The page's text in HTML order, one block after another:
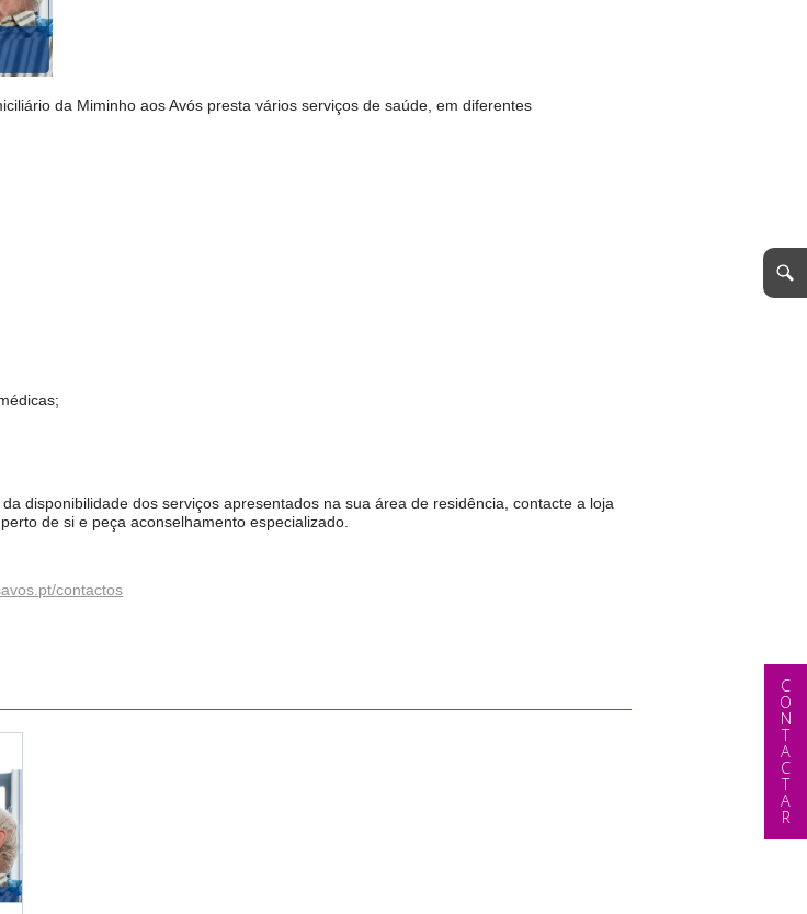
da Miminho aos Avós presta vários serviços de saúde, em diferentes
disponibilidade dos serviços apresentados na sua área de residência, contacte a loja
de si e peça aconselhamento especializado.
contactos
CONTACTAR